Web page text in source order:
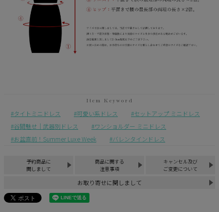
タイトミニドレス 可愛い系ドレス
セットアップ ミニドレス
谷間魅せ｜武器別ドレス
ワンショルダー ミニドレス
お盆直前！Summer Luxe Week
バレンタインドレス
予約商品に
関しまして
商品に関する
注意事項
キャンセル及び
ご変更について
お取り寄せに関しまして